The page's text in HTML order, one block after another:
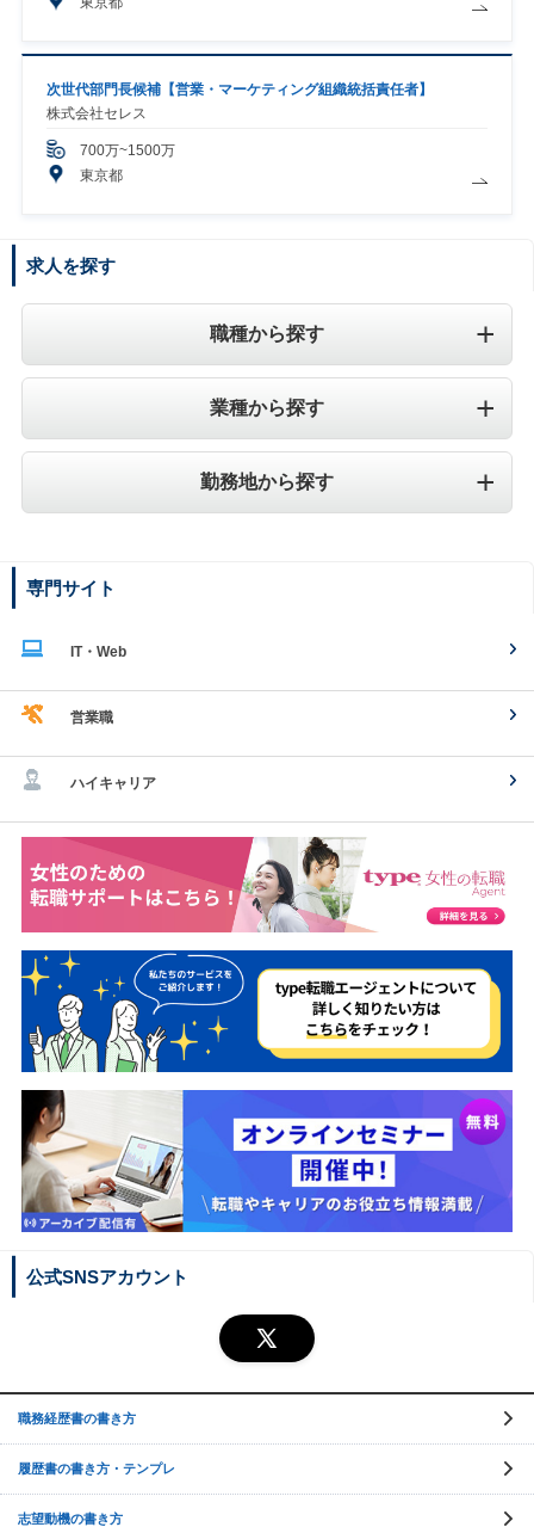
次世代部門長候補【営業・マーケティング組織統括責任者】
株式会社セレス
700万~1500万
東京都
求人を探す
職種から探す
業種から探す
勤務地から探す
専門サイト
IT・Web
営業職
ハイキャリア
公式SNSアカウント
職務経歴書の書き方
履歴書の書き方・テンプレ
志望動機の書き方